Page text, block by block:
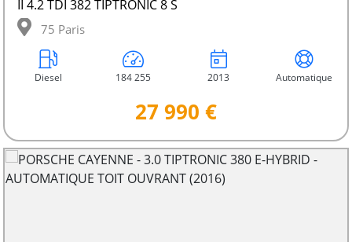
II 4.2 TDI 382 TIPTRONIC 8 S
75 Paris
Diesel 184 255 2013 Automatique
27 990 €